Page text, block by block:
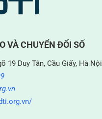
VÀ CHUYỂN ĐỔI SỐ
19 Duy Tân, Cầu Giấy, Hà Nội